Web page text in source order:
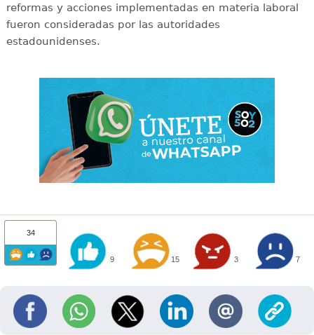
reformas y acciones implementadas en materia laboral
fueron consideradas por las autoridades
estadounidenses.
34
9 15 3 7